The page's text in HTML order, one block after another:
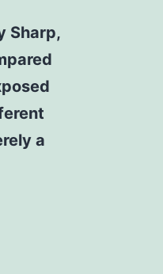
Sharp,
a